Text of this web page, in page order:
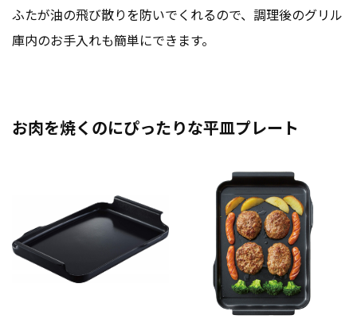
ふたが油の飛び散りを防いでくれるので、調理後のグリル
庫内のお手入れも簡単にできます。
お肉を焼くのにぴったりな平皿プレート